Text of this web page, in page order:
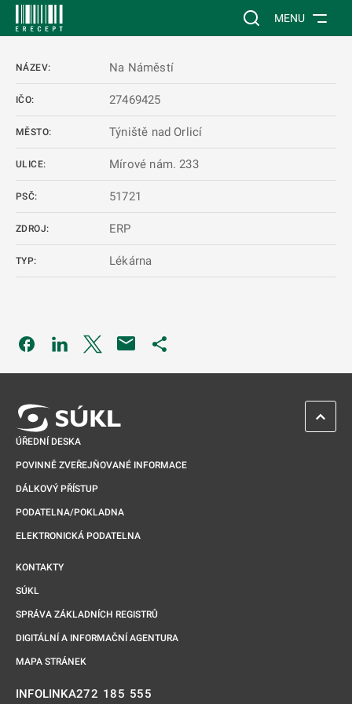
Vyhledávání na
MENU
NÁZEV: Na Náměstí
IČO: 27469425
MĚSTO: Týniště nad Orlicí
ULICE: Mírové nám. 233
PSČ: 51721
ZDROJ: ERP
TYP: Lékárna
Odkaz se otevře na nové kartě
Odkaz se otevře na nové kartě
Odkaz se otevře na nové kartě
ÚŘEDNÍ DESKA
POVINNĚ ZVEŘEJŇOVANÉ INFORMACE
DÁLKOVÝ PŘÍSTUP
PODATELNA/POKLADNA
ELEKTRONICKÁ PODATELNA
KONTAKTY
SÚKL
SPRÁVA ZÁKLADNÍCH REGISTRŮ
DIGITÁLNÍ A INFORMAČNÍ AGENTURA
MAPA STRÁNEK
INFOLINKA272 185 555
ZPĚT